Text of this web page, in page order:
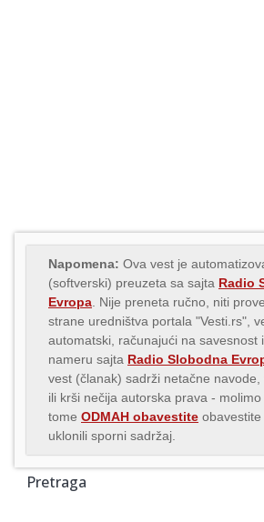
Napomena: Ova vest je
(softverski) preuzeta sa sajta Radio
Evropa . Nije preneta ručno, niti
strane uredništva portala "Vesti.rs",
automatski, računajući na savesnost
nameru sajta Radio Slobodna
vest (članak) sadrži netačne navode,
ili krši nečija autorska prava - molimo
tome ODMAH obavestite
uklonili sporni sadržaj.
Pretraga